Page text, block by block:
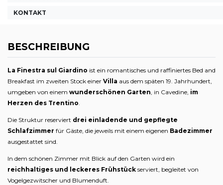
KONTAKT
BESCHREIBUNG
La Finestra sul Giardino ist ein romantisches und raffiniertes Bed and
Breakfast im zweiten Stock einer Villa aus dem späten 19. Jahrhundert,
umgeben von einem wunderschönen Garten, in Cavedine, im
Herzen des Trentino.
Die Struktur reserviert drei einladende und gepflegte
Schlafzimmer für Gäste, die jeweils mit einem eigenen Badezimmer
ausgestattet sind.
In dem schönen Zimmer mit Blick auf den Garten wird ein
reichhaltiges und leckeres Frühstück serviert, begleitet von
Vogelgezwitscher und Blumenduft.